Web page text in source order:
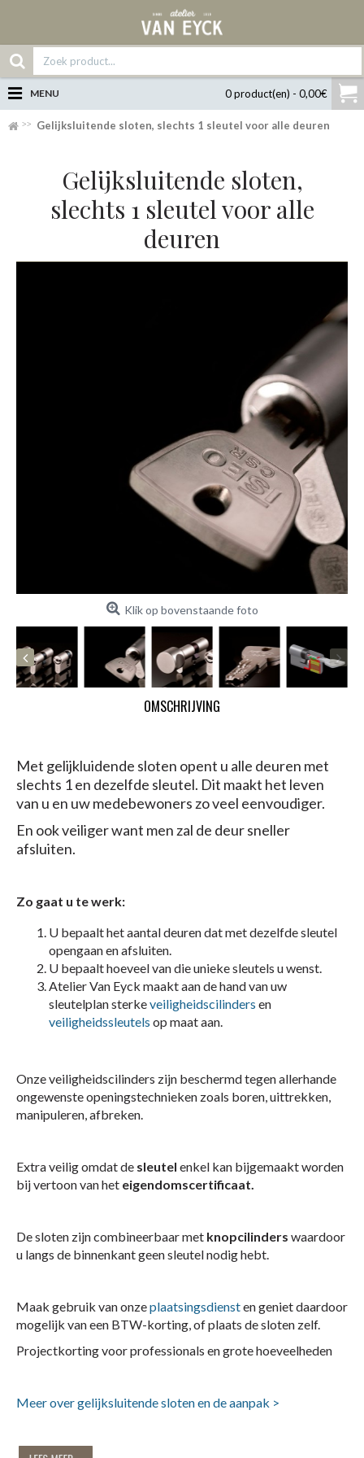
0 product(en) - 0,00€
MENU
Gelijksluitende sloten, slechts 1 sleutel voor alle deuren
Gelijksluitende sloten,
slechts 1 sleutel voor alle
deuren
Klik op bovenstaande foto
OMSCHRIJVING
Met gelijkluidende sloten opent u alle deuren met
slechts 1 en dezelfde sleutel. Dit maakt het leven
van u en uw medebewoners zo veel eenvoudiger.
En ook veiliger want men zal de deur sneller
afsluiten.
Zo gaat u te werk:
U bepaalt het aantal deuren dat met dezelfde sleutel
opengaan en afsluiten.
U bepaalt hoeveel van die unieke sleutels u wenst.
Atelier Van Eyck maakt aan de hand van uw
sleutelplan sterkeveiligheidscilinders en
veiligheidssleutels op maat aan.
Onze veiligheidscilinders zijn beschermd tegen allerhande
ongewenste openingstechnieken zoals boren, uittrekken,
manipuleren, afbreken.
Extra veilig omdat de sleutel enkel kan bijgemaakt worden
bij vertoon van het eigendomscertificaat.
De sloten zijn combineerbaar met knopcilinders waardoor
u langs de binnenkant geen sleutel nodig hebt.
Maak gebruik van onzeplaatsingsdiensten geniet daardoor
mogelijk van een BTW-korting, of plaats de sloten zelf.
Projectkorting voor professionals en grote hoeveelheden
Meer over gelijksluitende sloten en de aanpak >